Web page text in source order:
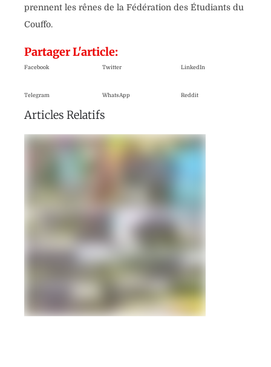
prennent les rênes de la Fédération des Étudiants du
Couffo.
Partager L'article:
Facebook Twitter LinkedIn
Telegram WhatsApp Reddit
Articles Relatifs